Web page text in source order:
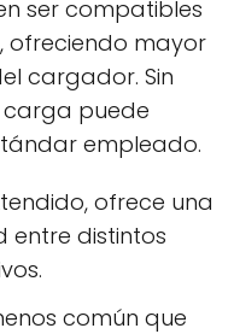
ser compatibles
ofreciendo mayor
cargador. Sin
puede
empleado.
ofrece una
entre distintos
común que